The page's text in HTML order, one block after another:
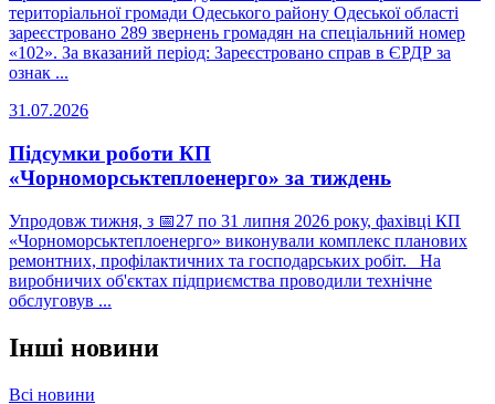
територіальної громади Одеського району Одеської області
зареєстровано 289 звернень громадян на спеціальний номер
«102». За вказаний період: Зареєстровано справ в ЄРДР за
ознак ...
31.07.2026
Підсумки роботи КП
«Чорноморськтеплоенерго» за тиждень
Упродовж тижня, з 📅27 по 31 липня 2026 року, фахівці КП
«Чорноморськтеплоенерго» виконували комплекс планових
ремонтних, профілактичних та господарських робіт. На
виробничих об'єктах підприємства проводили технічне
обслуговув ...
Інші новини
Всі новини